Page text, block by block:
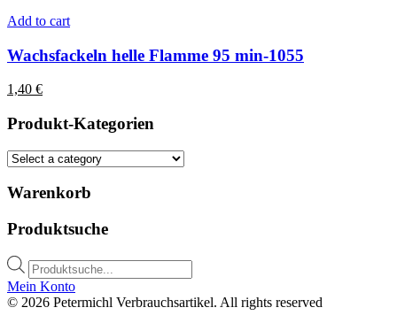
Add to cart
Wachsfackeln helle Flamme 95 min-1055
1,40 €
Produkt-Kategorien
Warenkorb
Produktsuche
Products
search
Mein Konto
© 2026 Petermichl Verbrauchsartikel. All rights reserved